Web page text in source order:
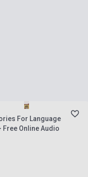
For Language
Free Online Audio